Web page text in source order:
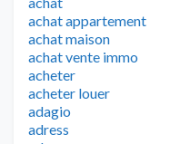
achat appartement
achat maison
achat vente immo
acheter
acheter louer
adagio
adress